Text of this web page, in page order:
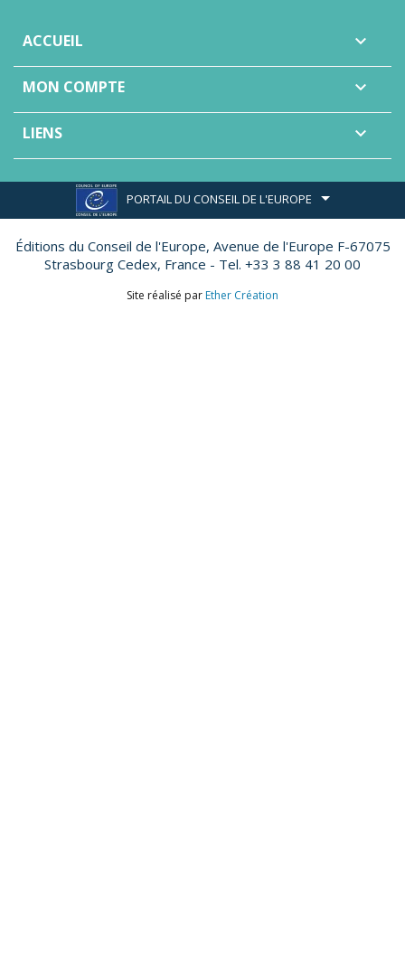
ACCUEIL 
MON COMPTE 
LIENS 
PORTAIL DU CONSEIL DE L'EUROPE
Éditions du Conseil de l'Europe, Avenue de l'Europe F-67075
Strasbourg Cedex, France - Tel. +33 3 88 41 20 00
Site réalisé par Ether Création